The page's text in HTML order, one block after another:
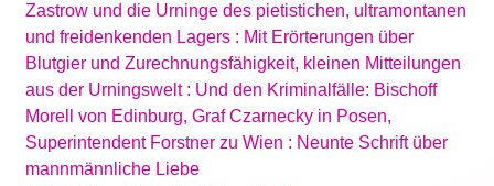
Zastrow und die Urninge des pietistichen, ultramontanen
und freidenkenden Lagers : Mit Erörterungen über
Blutgier und Zurechnungsfähigkeit, kleinen Mitteilungen
aus der Urningswelt : Und den Kriminalfälle: Bischoff
Morell von Edinburg, Graf Czarnecky in Posen,
Superintendent Forstner zu Wien : Neunte Schrift über
mannmännliche Liebe